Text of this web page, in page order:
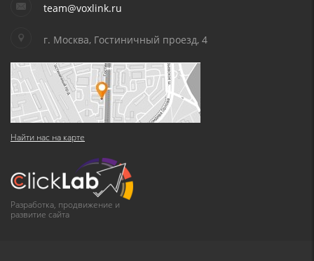
team@voxlink.ru
г. Москва, Гостиничный проезд, 4
Найти нас на карте
Разработка, продвижение и
развитие сайта